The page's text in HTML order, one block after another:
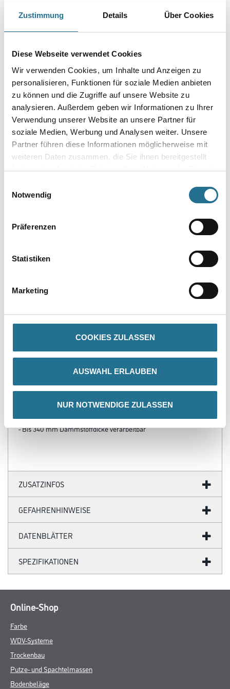
Zustimmung Details Über Cookies
Diese Webseite verwendet Cookies
Wir verwenden Cookies, um Inhalte und Anzeigen zu
personalisieren, Funktionen für soziale Medien anbieten
zu können und die Zugriffe auf unsere Website zu
analysieren. Außerdem geben wir Informationen zu Ihrer
Verwendung unserer Website an unsere Partner für
soziale Medien, Werbung und Analysen weiter. Unsere
Partner führen diese Informationen möglicherweise mit
weiteren Daten zusammen, die Sie ihnen bereitgestellt
haben oder die sie im Rahmen Ihrer Nutzung der Dienste
Notwendig
Präferenzen
Statistiken
Marketing
COOKIES ZULASSEN
AUSWAHL ERLAUBEN
NUR NOTWENDIGE ZULASSEN
Länge in centimeter
Breite in centimeter
Gebinde
Plattenstärke
Umrechnungsfaktoren
PRODUKTEIGENSCHAFTEN
- MW nach DIN EN 13162
- Beidseitig aufgebrachte Haftbeschichtung
- Erhöhte Zugfestigkeit
- Wärme- und schalldämmend
- Diffusionsoffen
- Nichtbrennbar
- Bis 340 mm Dämmstoffdicke verarbeitbar
ZUSATZINFOS
GEFAHRENHINWEISE
DATENBLÄTTER
SPEZIFIKATIONEN
Online-Shop
Farbe
WDV-Systeme
Trockenbau
Putze- und Spachtelmassen
Bodenbeläge